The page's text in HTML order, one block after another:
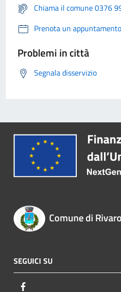
Chiama il comune 0376
Prenota un appuntamento
Problemi in città
Segnala disservizio
Comune di
SEGUICI SU